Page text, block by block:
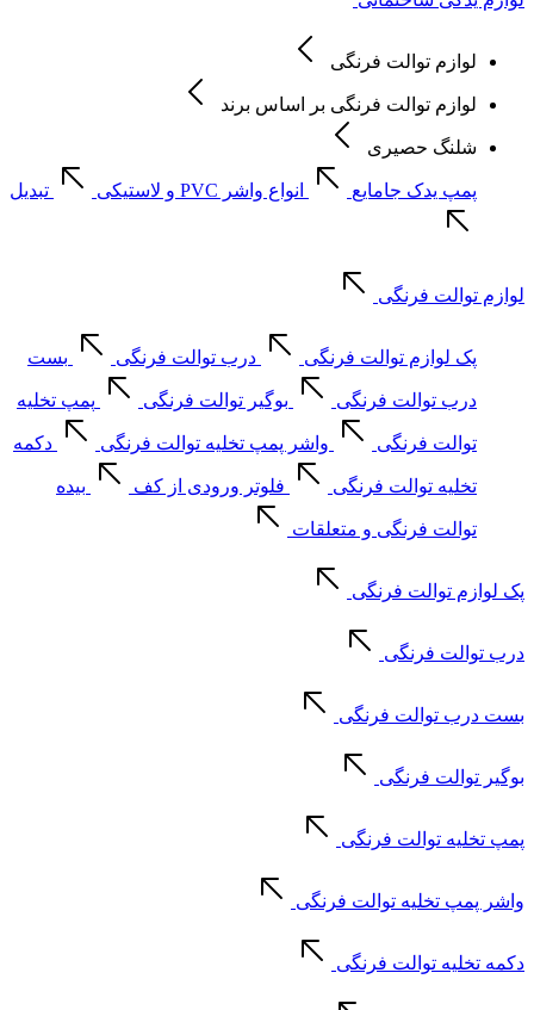
لوازم توالت فرنگی
لوازم توالت فرنگی بر اساس برند
شلنگ حصیری
پمپ یدک جامایع انواع واشر PVC و لاستیکی تبدیل
لوازم توالت فرنگی
پک لوازم توالت فرنگی درب توالت فرنگی بست
درب توالت فرنگی بوگیر توالت فرنگی پمپ تخلیه
توالت فرنگی واشر پمپ تخلیه توالت فرنگی دکمه
تخلیه توالت فرنگی فلوتر ورودی از کف بیده
توالت فرنگی و متعلقات
پک لوازم توالت فرنگی
درب توالت فرنگی
بست درب توالت فرنگی
بوگیر توالت فرنگی
پمپ تخلیه توالت فرنگی
واشر پمپ تخلیه توالت فرنگی
دکمه تخلیه توالت فرنگی